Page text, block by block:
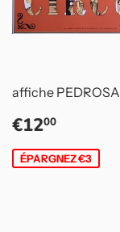
affiche PEDROSA
Prix
réduit
€1200
ÉPARGNEZ €3